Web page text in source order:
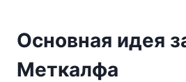
Основная идея
Меткалфа